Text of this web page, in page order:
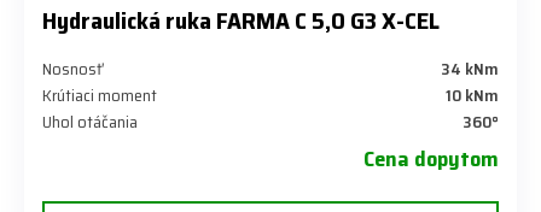
Hydraulická ruka FARMA C 5,0 G3 X-CEL
Nosnosť
34 kNm
Krútiaci moment
10 kNm
Uhol otáčania
360°
Cena dopytom